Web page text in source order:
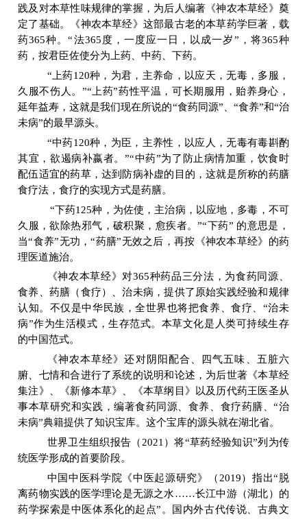
践及对本草性味规律的掌握，为后人编著《神农本草经》奠
定了基础。《神农本草经》这部最古老的本草药学巨著，载
药365种。“法365 度，一度应一日，以成一岁” ，将365种
药，按君臣佐使分为上药、中药、下药。
“ 上药120种，为君，主养命，以应天，无毒，多服，
久服不伤人。 ”“ 上药”药性平温，可长期服用，贻养身心，
延年益寿，这就是我们现在所说的“食药同源” “食养”和“治
未病”的最早源头。
“中药120种，为臣，主养性，以应人，无毒有毒斟酌
其宜，欲遏病补嬴者。”“中药”为了防止病情加重，饮食时
配伍适宜的药草，达到防病补虚的目的，这就是所称的药膳
食疗法，食疗的实现方式是药膳。
“下药125种，为佐使，主治病，以应地，多毒，不可
久服，欲除热邪气，破积聚，愈疾者。”“下药” 的意思是，
当“食养”无功，“药膳”无效之后，再按《神农本草经》的药
理医道施治。
《神农本草经》对365种药品三分法，为食药同源、
食养、药膳（食疗）、治未病，提供了原始实践经验和规律
认知。不仅是中华民族，全世界也将把食养、食疗、 “治未
病”作为生活模式，生存范式。本草文化是人类可持续生存
的中国范式。
《神农本草经》还对阴阳配合、四气五味、五脏六
腑、七情和合进行了系统的说明和论述，为后世著《本草经
集注》、《新修本草》、《本草纲目》以及历代药王医圣从
事本草研究和实践，编著食药同源、食养、食疗药膳、“治
未病”典籍提供了知识宝库。这个宝库的源头就在湖北省。
世界卫生组织报告（ 2021 ）将“草药经验知识”列为传
统医学形成的首要阶段。
中国中医科学院《中医起源研究》（ 2019）指出“脱
离药物实践的医学理论是无源之水……长江中游（湖北）的
药学探索是中医体系化的起点” 。国内外古代传说、古典文